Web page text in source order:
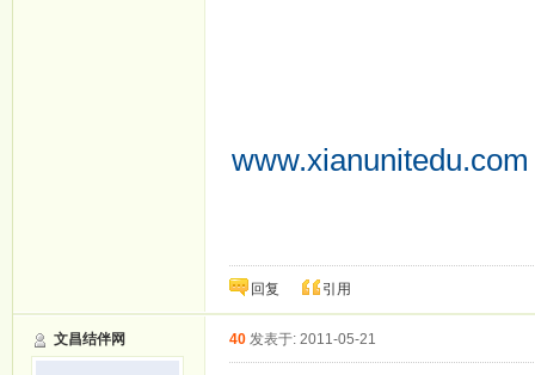
www.xianunitedu.com
回复 引用
文昌结伴网 40 发表于: 2011-05-21